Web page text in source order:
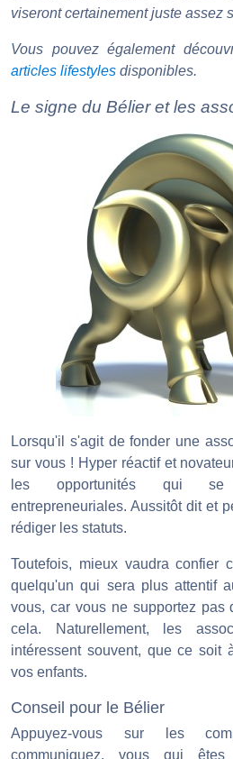
viseront certainement juste assez
Vous pouvez également
articles lifestyles disponibles.
Le signe du Bélier et les
Lorsqu'il s'agit de fonder une
sur vous ! Hyper réactif et
les opportunités qui se
entrepreneuriales. Aussitôt dit et
rédiger les statuts.
Toutefois, mieux vaudra confier
quelqu'un qui sera plus attentif
vous, car vous ne supportez pas
cela. Naturellement, les
intéressent souvent, que ce soit
vos enfants.
Conseil pour le Bélier
Appuyez-vous sur les
communiquez, vous qui